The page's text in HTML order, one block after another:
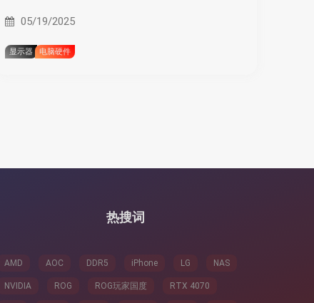
05/19/2025
显示器 电脑硬件
热搜词
AMD AOC DDR5 iPhone LG NAS
NVIDIA ROG ROG玩家国度 RTX 4070